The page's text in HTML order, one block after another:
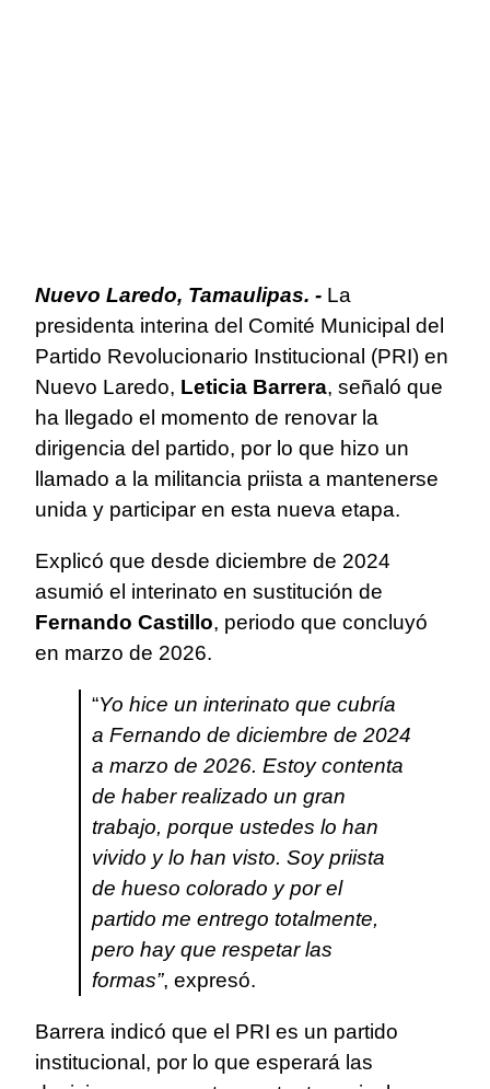
Nuevo Laredo, Tamaulipas. - La
presidenta interina del Comité Municipal del
Partido Revolucionario Institucional (PRI) en
Nuevo Laredo, Leticia Barrera, señaló que
ha llegado el momento de renovar la
dirigencia del partido, por lo que hizo un
llamado a la militancia priista a mantenerse
unida y participar en esta nueva etapa.
Explicó que desde diciembre de 2024
asumió el interinato en sustitución de
Fernando Castillo, periodo que concluyó
en marzo de 2026.
“Yo hice un interinato que cubría
a Fernando de diciembre de 2024
a marzo de 2026. Estoy contenta
de haber realizado un gran
trabajo, porque ustedes lo han
vivido y lo han visto. Soy priista
de hueso colorado y por el
partido me entrego totalmente,
pero hay que respetar las
formas”, expresó.
Barrera indicó que el PRI es un partido
institucional, por lo que esperará las